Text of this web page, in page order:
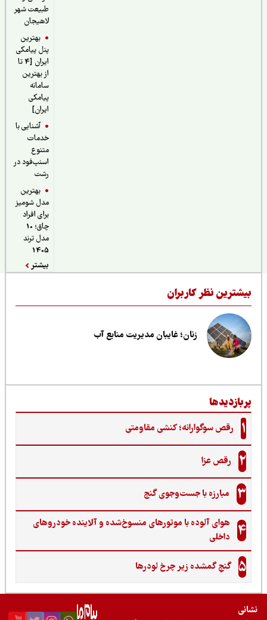
طبیعت شهر
لاهیجان
بهترین
پنل پیامکی
ایران [4 تا
از بهترین
سامانه
پیامکی
آشنایی با
خدمات
اسنپ‌فود در
بهترین
مدل شومیز
برای افراد
چاق؛ 10
مدل ترند
نظر کاربران
زنان؛ غایبان مدیریت منابع آب
رقص سوگوارانه؛ کنشی مقاومتی
رقص عزا
مبارزه با جست‌وجوی گنج‌
هوای آلوده با موتورهای منسوخ‌شده و آلاینده خودروهای
داخلی
گنجِ گمشده زیر چرخ لودرها